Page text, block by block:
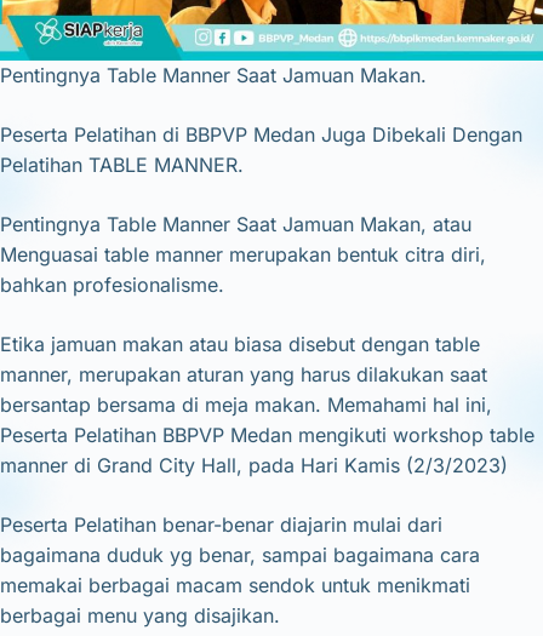
Pentingnya Table Manner Saat Jamuan Makan.
Peserta Pelatihan di BBPVP Medan Juga Dibekali Dengan
Pelatihan TABLE MANNER.
Pentingnya Table Manner Saat Jamuan Makan, atau
Menguasai table manner merupakan bentuk citra diri,
bahkan profesionalisme.
Etika jamuan makan atau biasa disebut dengan table
manner, merupakan aturan yang harus dilakukan saat
bersantap bersama di meja makan. Memahami hal ini,
Peserta Pelatihan BBPVP Medan mengikuti workshop table
manner di Grand City Hall, pada Hari Kamis (2/3/2023)
Peserta Pelatihan benar-benar diajarin mulai dari
bagaimana duduk yg benar, sampai bagaimana cara
memakai berbagai macam sendok untuk menikmati
berbagai menu yang disajikan.